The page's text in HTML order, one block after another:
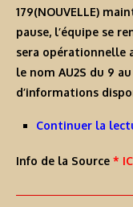
179(NOUVELLE)
pause, l’équipe se
sera opérationnelle
le nom AU2S du 9
d’informations
Continuer la
Info de la Source *